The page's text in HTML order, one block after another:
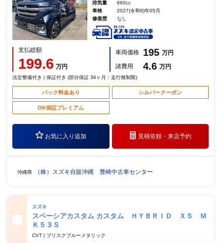
排気量
660cc
車検
2027(令和9)年05月
修復歴
なし
支払総額
199.6 万円
車両価格 195 万円
諸費用
4.6 万円
法定整備付き | 保証付き (部分保証 36ヶ月：走行無制限)
パック料金あり シルバークーポン
OK保証プレミアム
お気に入り追加 見積依頼・来店予約
沖縄県 （株）スズキ自販沖縄 豊崎中古車センター
スズキ
スペーシアカスタム カスタム ＨＹＢＲＩＤ ＸＳ Ｍ
Ｋ５３Ｓ
CVT | ブリスクブルーメタリック